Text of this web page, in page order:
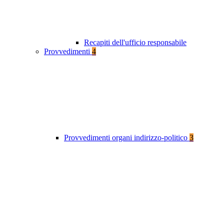
Recapiti dell'ufficio responsabile
Provvedimenti 4
Provvedimenti organi indirizzo-politico 3